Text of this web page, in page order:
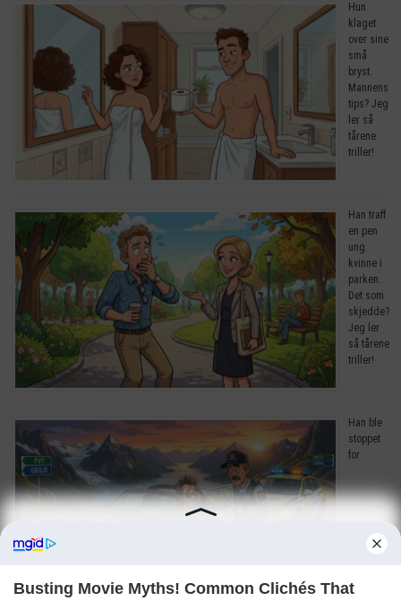
Hun
klaget
over sine
små
bryst.
Mannens
tips? Jeg
ler så
tårene
triller!
Han traff
en pen
ung
kvinne i
parken.
Det som
skjedde?
Jeg ler
så tårene
triller!
Han ble
stoppet
for